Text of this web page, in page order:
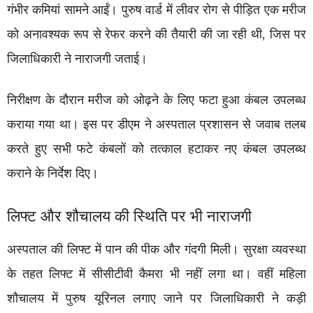
गंभीर कमियां सामने आईं। पुरुष वार्ड में लीवर रोग से पीड़ित एक मरीज
को अनावश्यक रूप से रेफर करने की तैयारी की जा रही थी, जिस पर
जिलाधिकारी ने नाराजगी जताई।
निरीक्षण के दौरान मरीज को ओढ़ने के लिए फटा हुआ कंबल उपलब्ध
कराया गया था। इस पर डीएम ने अस्पताल प्रशासन से जवाब तलब
करते हुए सभी फटे कंबलों को तत्काल हटाकर नए कंबल उपलब्ध
कराने के निर्देश दिए।
लिफ्ट और शौचालय की स्थिति पर भी नाराजगी
अस्पताल की लिफ्ट में पान की पीक और गंदगी मिली। सुरक्षा व्यवस्था
के तहत लिफ्ट में सीसीटीवी कैमरा भी नहीं लगा था। वहीं महिला
शौचालय में पुरुष यूरिनल लगाए जाने पर जिलाधिकारी ने कड़ी